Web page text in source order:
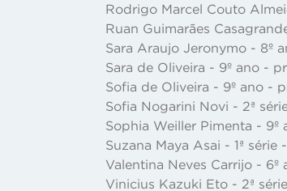
Rodrigo Marcel Couto
Ruan Guimarães
Sara Araujo Jeronymo - 8º
Sara de Oliveira - 9º ano -
Sofia de Oliveira - 9º ano -
Sofia Nogarini Novi - 2ª
Sophia Weiller Pimenta -
Suzana Maya Asai - 1ª
Valentina Neves Carrijo -
Vinicius Kazuki Eto - 2ª